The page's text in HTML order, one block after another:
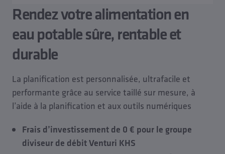
Rendez votre alimentation en
eau potable sûre, rentable et
durable
La planification est personnalisée, ultrafacile et
performante grâce au service taillé sur mesure, à
l’aide à la planification et aux outils numériques
Frais d’investissement de 0 € pour le groupe
diviseur de débit Venturi KHS